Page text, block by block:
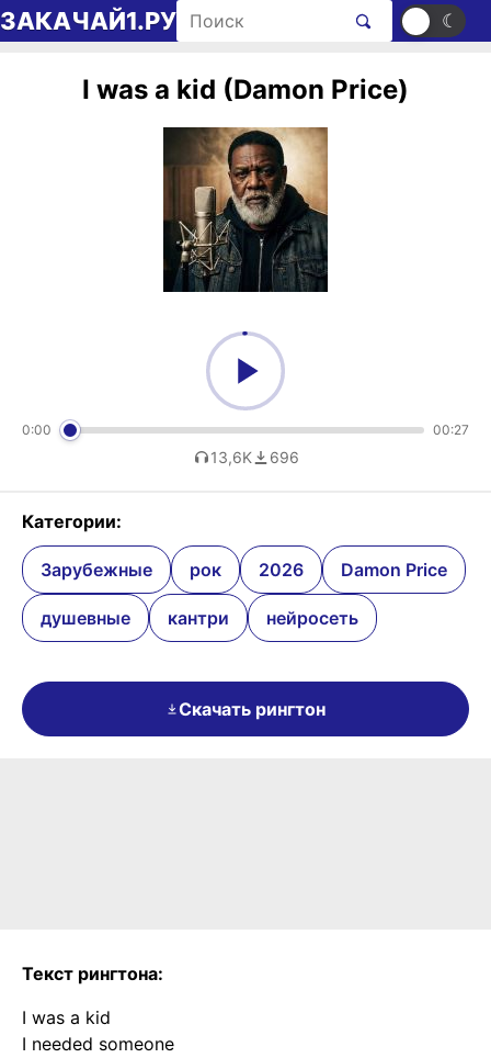
Перейти к содержимому
ЗАКАЧАЙ1.РУ Поиск рингтонов ☀ ☾
I was a kid (Damon Price)
0:00 00:27
13,6K 696
Категории:
Зарубежные рок 2026 Damon Price
душевные кантри нейросеть
Скачать рингтон
Текст рингтона:
I was a kid
I needed someone